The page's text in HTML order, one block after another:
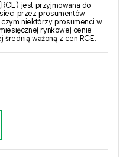
jest przyjmowana do
przez prosumentów
niektórzy prosumenci w
rynkowej cenie
ważoną z cen RCE.